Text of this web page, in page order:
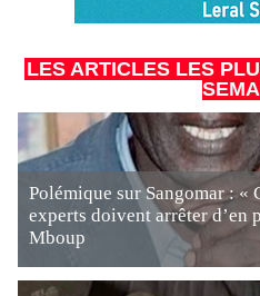
LES ARTICLES LES
Polémique sur Sangomar : «
experts doivent arrêter d’en
Mboup